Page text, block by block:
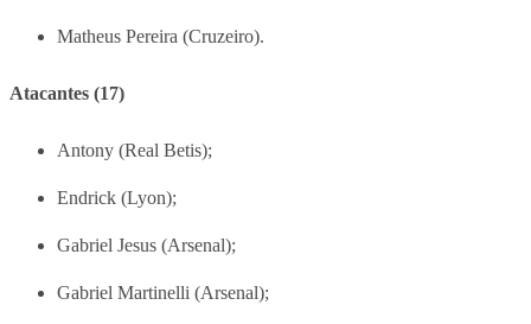
Matheus Pereira (Cruzeiro).
Atacantes (17)
Antony (Real Betis);
Endrick (Lyon);
Gabriel Jesus (Arsenal);
Gabriel Martinelli (Arsenal);